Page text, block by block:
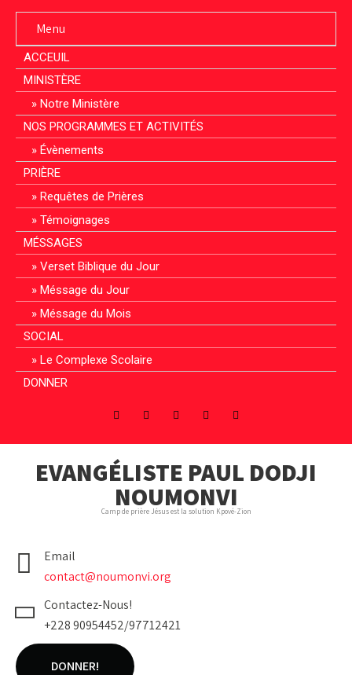
Menu
ACCEUIL
MINISTÈRE
Notre Ministère
NOS PROGRAMMES ET ACTIVITÉS
Évènements
PRIÈRE
Requêtes de Prières
Témoignages
MÉSSAGES
Verset Biblique du Jour
Méssage du Jour
Méssage du Mois
SOCIAL
Le Complexe Scolaire
DONNER
EVANGÉLISTE PAUL DODJI
NOUMONVI
Camp de prière Jésus est la solution Kpové-Zion
Email
contact@noumonvi.org
Contactez-Nous!
+228 90954452/97712421
DONNER!